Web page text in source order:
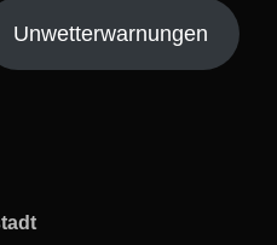
Unwetterwarnungen